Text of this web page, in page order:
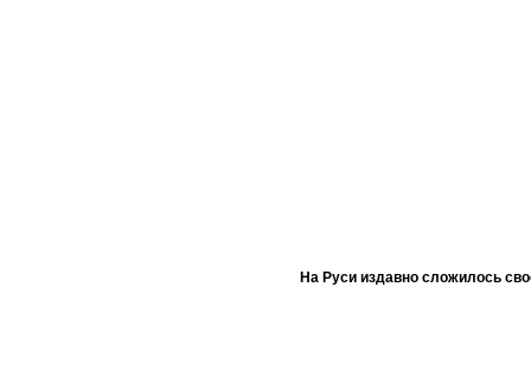
На Руси издавно сложилось